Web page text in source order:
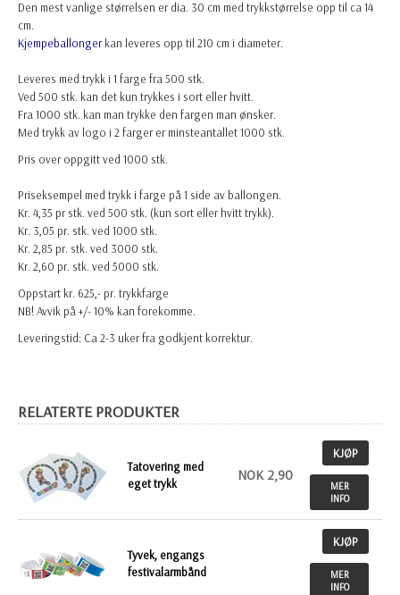
Den mest vanlige størrelsen er dia. 30 cm med trykkstørrelse opp til ca 14
cm.
Kjempeballongerkan leveres opp til 210 cm i diameter.
Leveres med trykk i 1 farge fra 500 stk.
Ved 500 stk. kan det kun trykkes i sort eller hvitt.
Fra 1000 stk. kan man trykke den fargen man ønsker.
Med trykk av logo i 2 farger er minsteantallet 1000 stk.
Pris over oppgitt ved 1000 stk.
Priseksempel med trykk i farge på 1 side av ballongen.
Kr. 4,35 pr stk. ved 500 stk. (kun sort eller hvitt trykk).
Kr. 3,05 pr. stk. ved 1000 stk.
Kr. 2,85 pr. stk. ved 3000 stk.
Kr. 2,60 pr. stk. ved 5000 stk.
Oppstart kr. 625,- pr. trykkfarge
NB! Avvik på +/- 10% kan forekomme.
Leveringstid: Ca 2-3 uker fra godkjent korrektur.
RELATERTE PRODUKTER
Tatovering med
eget trykk
NOK 2,90
KJØP
MER
INFO
Tyvek, engangs
festivalarmbånd
KJØP
MER
INFO